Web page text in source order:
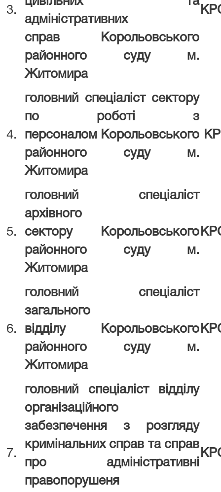
3.
адміністративних
справ
Корольовського
районного суду
м.
Житомира
4.
головний спеціаліст сектору
по роботі з
персоналом Корольовського
районного суду
м.
Житомира
5.
головний спеціаліст
архівного
сектору
Корольовського
районного суду
м.
Житомира
6.
головний спеціаліст
загального
відділу
Корольовського
районного суду
м.
Житомира
7.
головний спеціаліст відділу
організаційного
забезпечення з розгляду
кримінальних справ та справ
про адміністративні
правопорушеня